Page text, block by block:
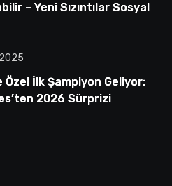
– Yeni Sızıntılar Sosyal
Özel İlk Şampiyon Geliyor:
2026 Sürprizi